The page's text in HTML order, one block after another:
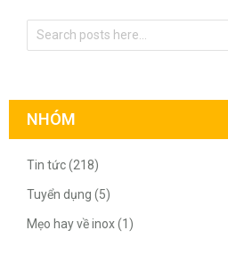
NHÓM
Tin tức (218)
Tuyển dụng (5)
Mẹo hay về inox (1)